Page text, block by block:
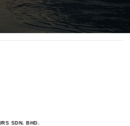
SDN. BHD.